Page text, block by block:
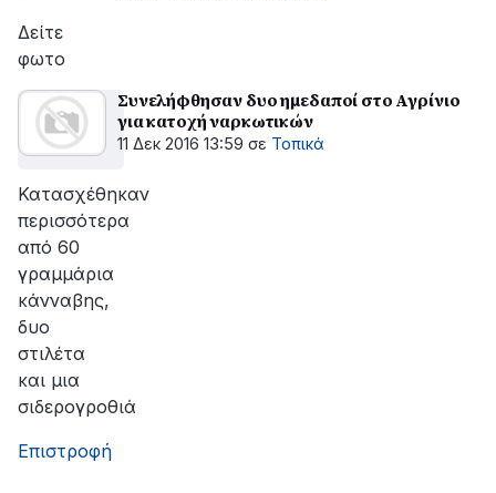
Δείτε
φωτο
Συνελήφθησαν δυο ημεδαποί στο Αγρίνιο
για κατοχή ναρκωτικών
11 Δεκ 2016 13:59 σε Τοπικά
Κατασχέθηκαν
περισσότερα
από 60
γραμμάρια
κάνναβης,
δυο
στιλέτα
και μια
σιδερογροθιά
Επιστροφή